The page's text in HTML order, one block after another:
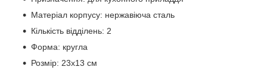
Матеріал корпусу: нержавіюча сталь
Кількість відділень: 2
Форма: кругла
Розмір: 23x13 см